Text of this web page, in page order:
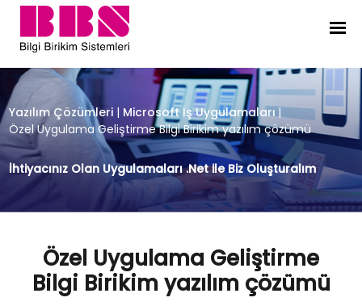
Özel Uygulama Geliştirme Bilgi
Yazılım Çözümleri | Microsoft İş Uygulamaları|
Özel Uygulama Geliştirme Bilgi Birikim yazılım çözümü
İhtiyacınız Olan Uygulamaları .Net ile Biz Oluşturalım
Özel Uygulama Geliştirme
Bilgi Birikim yazılım çözümü